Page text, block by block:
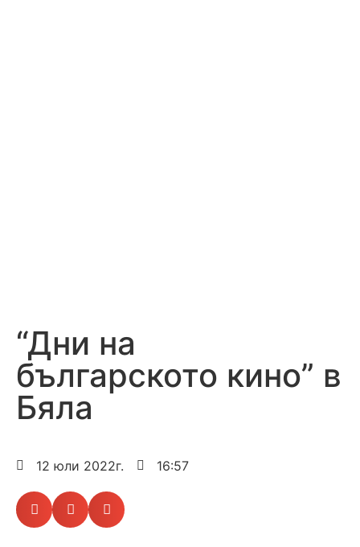
“Дни на
българското кино” в
Бяла
12 юли 2022г. 16:57